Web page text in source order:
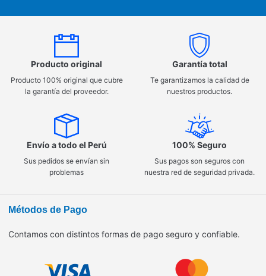
Producto original
Producto 100% original que cubre
la garantía del proveedor.
Garantía total
Te garantizamos la calidad de
nuestros productos.
Envío a todo el Perú
Sus pedidos se envían sin
problemas
100% Seguro
Sus pagos son seguros con
nuestra red de seguridad privada.
Métodos de Pago
Contamos con distintos formas de pago seguro y confiable.